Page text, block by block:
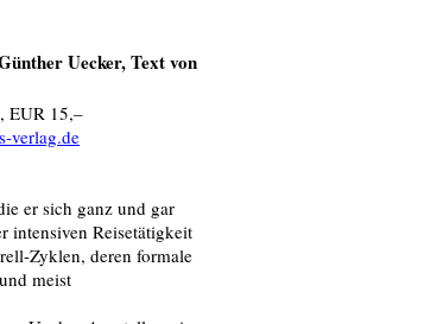
Uecker, Text von
EUR 15,–
verlag.de
er sich ganz und gar
intensiven Reisetätigkeit
Zyklen, deren formale
meist